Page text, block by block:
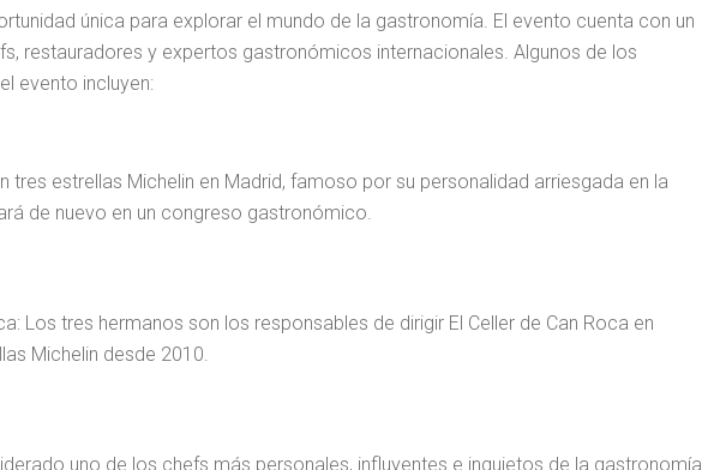
única para explorar el mundo de la gastronomía. El evento cuenta con un
restauradores y expertos gastronómicos internacionales. Algunos de los
evento incluyen:
tres estrellas Michelin en Madrid, famoso por su personalidad arriesgada en la
de nuevo en un congreso gastronómico.
Los tres hermanos son los responsables de dirigir El Celler de Can Roca en
Michelin desde 2010.
uno de los chefs más personales, influyentes e inquietos de la gastronomía